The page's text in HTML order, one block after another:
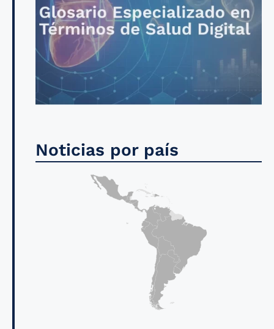
Noticias por país